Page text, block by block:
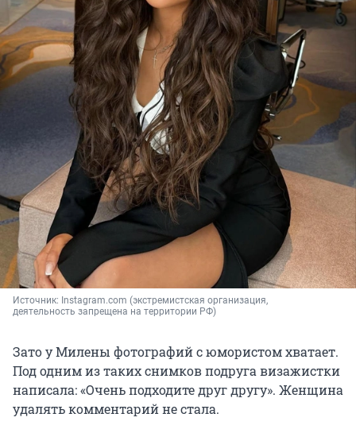
Источник: Instagram.com (экстремистская организация,
деятельность запрещена на территории РФ)
Зато у Милены фотографий с юмористом хватает.
Под одним из таких снимков подруга визажистки
написала: «Очень подходите друг другу». Женщина
удалять комментарий не стала.